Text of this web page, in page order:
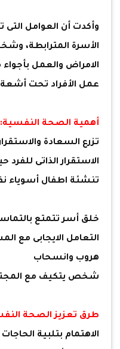
وأكدت أن العوامل
الأسرة المترابطة،
الامراض والعمل
عمل الأفراد تحت
أهمية الصحة النفسية:
تزرع السعادة
الاستقرار الذاتى للفرد
تنشئة اطفال أسوياء
خلق أسر تتمتع
التعامل الايجابى مع
هروب وانسحاب
شخص يتكيف مع
طرق تعزيز الصحة
الاهتمام بتلبية